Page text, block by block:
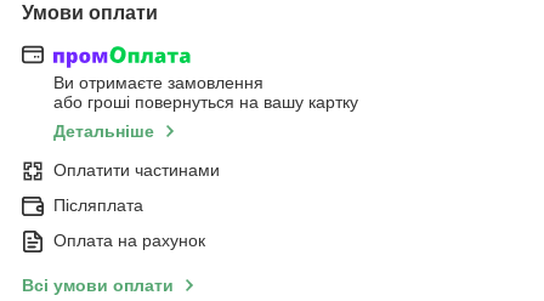
Умови оплати
Ви отримаєте замовлення
або гроші повернуться на вашу картку
Детальніше
Оплатити частинами
Післяплата
Оплата на рахунок
Всі умови оплати